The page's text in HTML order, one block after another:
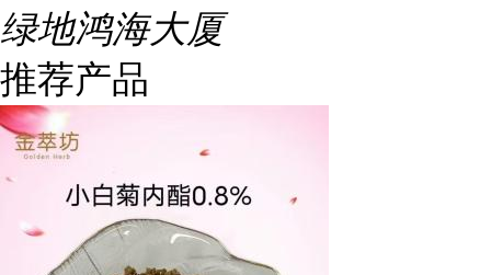
绿地鸿海大厦
推荐产品